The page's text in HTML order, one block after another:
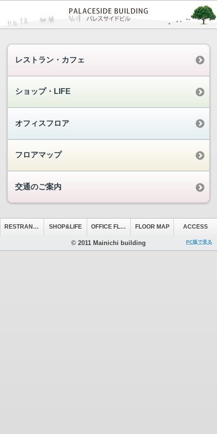
レストラン・カフェ
ショップ・LIFE
オフィスフロア
フロアマップ
交通のご案内
RESTRANT&CAFE SHOP&LIFE OFFICE FLOOR FLOOR MAP ACCESS
© 2011 Mainichi building PC版で見る